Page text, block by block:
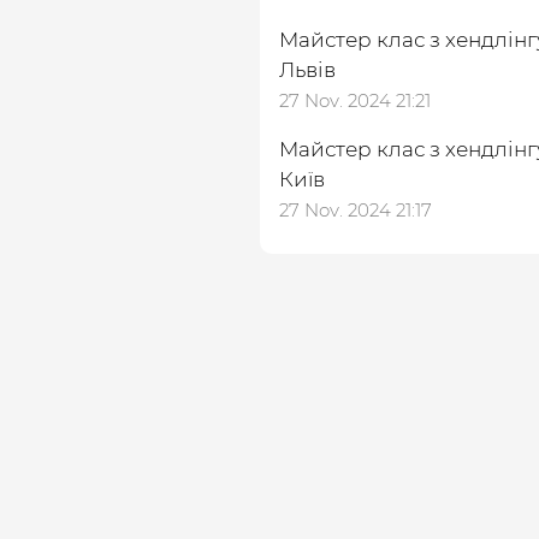
Майстер клас з
Львів
27 Nov. 2024 21:21
Майстер клас з
Київ
27 Nov. 2024 21:17